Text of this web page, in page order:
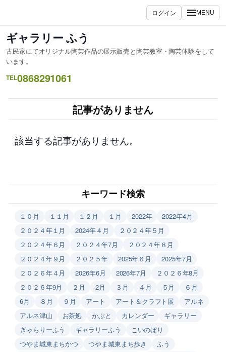
ス
キ
ッ
プ
ログイン MENU
ギャラリー ふう
古民家にてオリジナル陶芸作品の展示販売と陶芸教室・陶芸体験をして
います。
TEL0868291061
記事がありません
該当する記事がありません。
キーワード検索
１０月 １１月 １２月 １月 2022年
2022年4月
２０２４年１月
2024年４月
２０２４年５月
２０２４年６月
２０２４年7月
２０２４年８月
２０２４年９月
２０２５年 2025年６月
2025年7月
２０２６年４月
2026年6月 2026年7月
２０２６年8月
２０２６年9月
２月 2月 ３月 ４月 ５月
６月
6月
８月 ９月 アート アート＆クラフト展
アルネ
アルネ津山
お茶処 かぶと カレンダー
ギャラリー
ぎゃらりーふう
ギャラリーふう
こいのぼり
つやま城東まちかつ
つやま城東まち歩き
ふう